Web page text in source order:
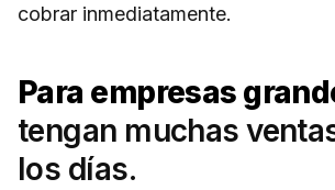
cobrar inmediatamente.
Para empresas
tengan muchas
los días.